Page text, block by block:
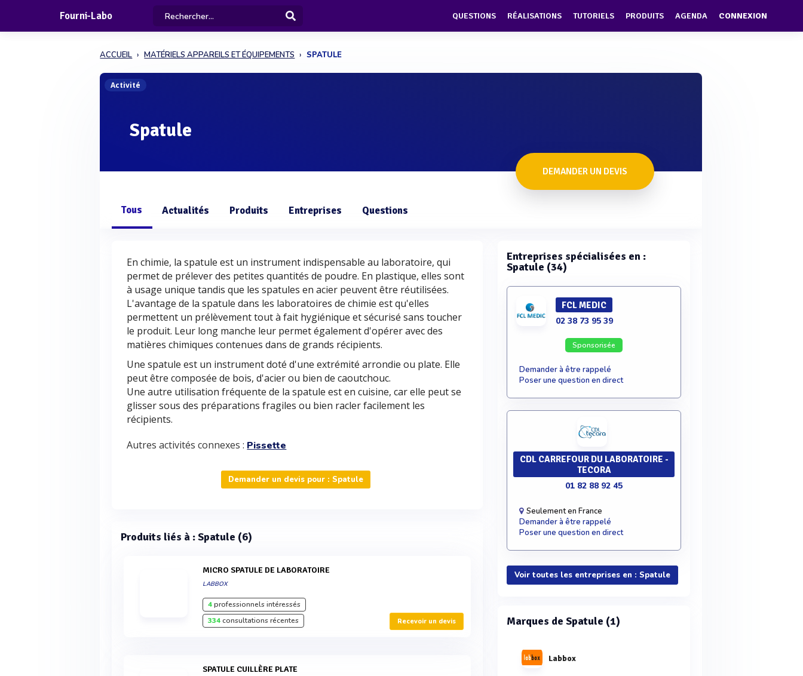
Fourni-Labo QUESTIONS RÉALISATIONS TUTORIELS PRODUITS AGENDA CONNEXION
ACCUEIL MATÉRIELS APPAREILS ET ÉQUIPEMENTS SPATULE
Activité
Spatule
DEMANDER UN DEVIS
Tous Actualités Produits Entreprises Questions
En chimie, la spatule est un instrument indispensable au laboratoire, qui
permet de prélever des petites quantités de poudre. En plastique, elles sont
à usage unique tandis que les spatules en acier peuvent être réutilisées.
L'avantage de la spatule dans les laboratoires de chimie est qu'elles
permettent un prélèvement tout à fait hygiénique et sécurisé sans toucher
le produit. Leur long manche leur permet également d'opérer avec des
matières chimiques contenues dans de grands récipients.
Une spatule est un instrument doté d'une extrémité arrondie ou plate. Elle
peut être composée de bois, d'acier ou bien de caoutchouc.
Une autre utilisation fréquente de la spatule est en cuisine, car elle peut se
glisser sous des préparations fragiles ou bien racler facilement les
récipients.
Autres activités connexes : Pissette
Demander un devis pour : Spatule
Produits liés à : Spatule (6)
MICRO SPATULE DE LABORATOIRE
LABBOX
4professionnels intéressés
334consultations récentes Recevoir un devis
SPATULE CUILLÈRE PLATE
Entreprises spécialisées en :
Spatule (34)
FCL MEDIC
02 38 73 95 39
Sponsorisée
Demander à être rappelé
Poser une question en direct
CDL CARREFOUR DU LABORATOIRE -
TECORA
01 82 88 92 45
Seulement en France
Demander à être rappelé
Poser une question en direct
Voir toutes les entreprises en : Spatule
Marques de Spatule (1)
Labbox